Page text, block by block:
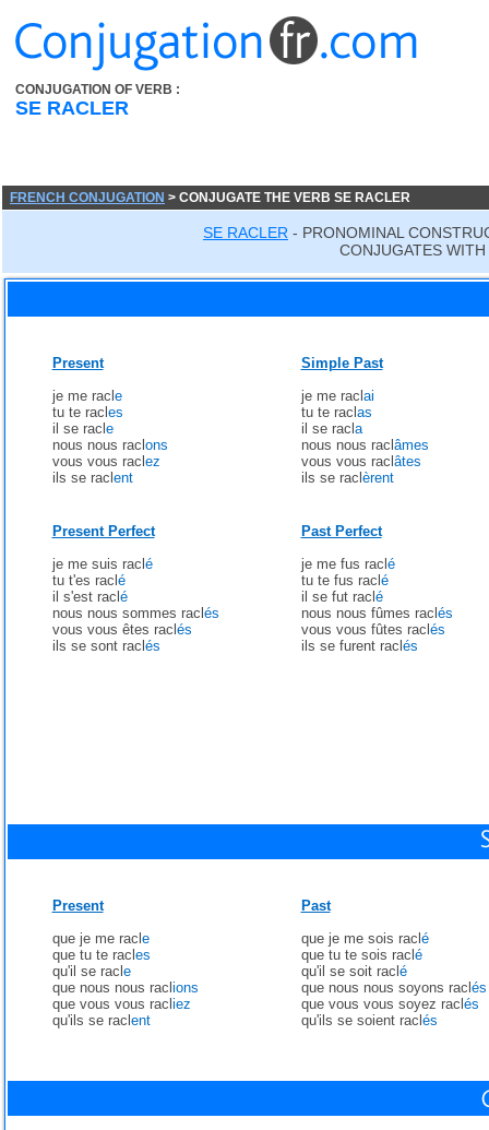
CONJUGATION OF VERB :
SE RACLER
FRENCH CONJUGATION > CONJUGATE THE VERB SE RACLER
SE RACLER - PRONOMINAL
CONJUGATES
Present
je me racl e
tu te racl es
il se racl e
nous nous racl ons
vous vous racl ez
ils se racl ent
Simple Past
je me racl ai
tu te racl as
il se racl a
nous nous racl âmes
vous vous racl âtes
ils se racl èrent
Present Perfect
je me suis racl é
tu t'es racl é
il s'est racl é
nous nous sommes racl és
vous vous êtes racl és
ils se sont racl és
Past Perfect
je me fus racl é
tu te fus racl é
il se fut racl é
nous nous fûmes racl és
vous vous fûtes racl és
ils se furent racl és
Present
que je me racl e
que tu te racl es
qu'il se racl e
que nous nous racl ions
que vous vous racl iez
qu'ils se racl ent
Past
que je me sois racl é
que tu te sois racl é
qu'il se soit racl é
que nous nous soyons racl és
que vous vous soyez racl és
qu'ils se soient racl és